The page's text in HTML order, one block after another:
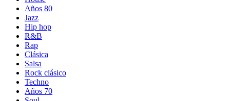
Años 80
Jazz
Hip hop
R&B
Rap
Clásica
Salsa
Rock clásico
Techno
Años 70